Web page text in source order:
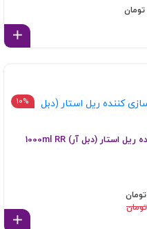
10%
شامپو موهای رنگ شده و بازسازی کننده ریل استار (دبل آر) 1000ml RR